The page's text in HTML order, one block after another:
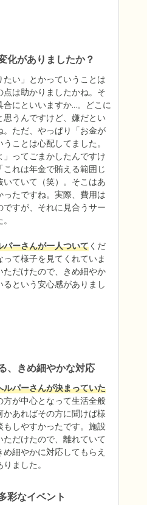
化がありましたか？
たい」とかっていうことは
は助かりましたかね。そ
にといいますか…。どこに
うんですけど、嫌だとい
。ただ、やっぱり「お金が
ことは心配してました。
」ってごまかしたんですけ
れは年金で賄える範囲じ
いていて（笑）。そこはあ
たですね。実際、費用は
すが、それに見合うサー
パーさんが一人ついてくだ
て様子を見てくれていま
ただけたので、きめ細やか
という安心感がありまし
、きめ細やかな対応
ルパーさんが決まっていた
が中心となって生活全般
あればその方に聞けば様
しやすかったです。施設
だけたので、離れていて
細やかに対応してもらえ
ました。
彩なイベント